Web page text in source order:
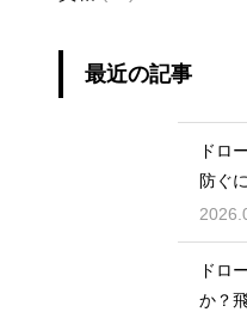
最近の記事
ドロ
防ぐ
と対
ドロ
か？